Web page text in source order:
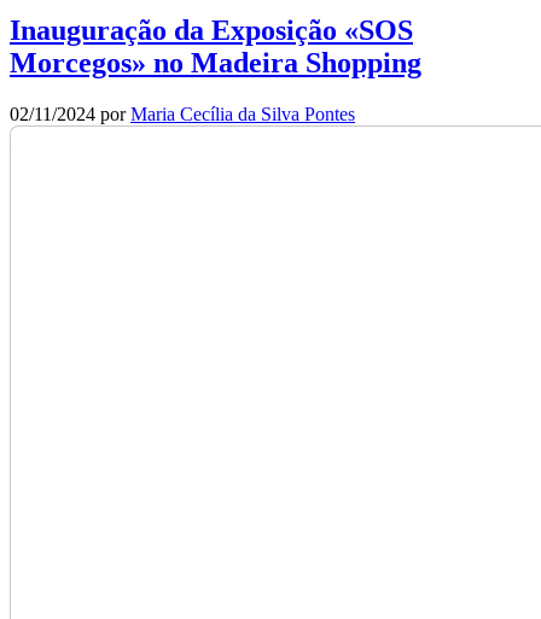
Inauguração da Exposição «SOS
Morcegos» no Madeira Shopping
02/11/2024 porMaria Cecília da Silva Pontes